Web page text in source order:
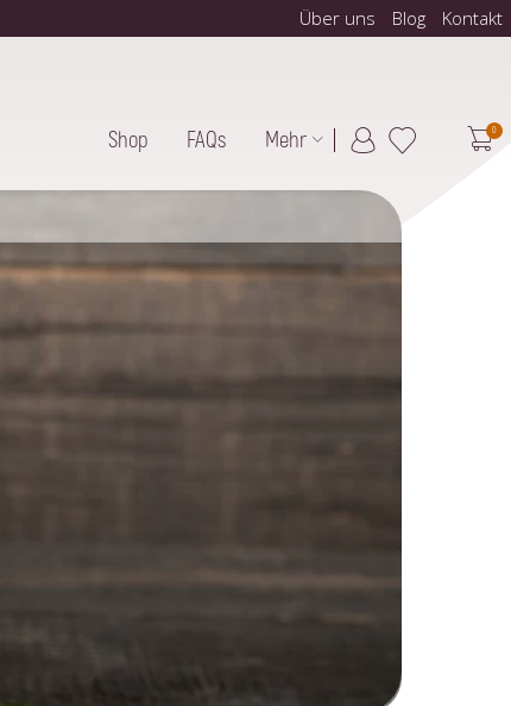
Über uns Blog Kontakt
Shop FAQs Mehr 0